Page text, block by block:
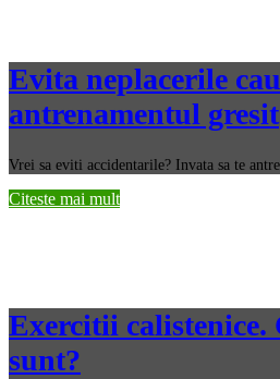
Evita neplacerile
antrenamentul gresit
Vrei sa eviti accidentarile? Invata sa te
Citeste mai mult
Exercitii calistenice.
sunt?